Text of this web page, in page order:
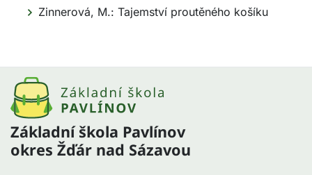
Zinnerová, M.: Tajemství proutěného košíku
Základní škola Pavlínov
okres Žďár nad Sázavou